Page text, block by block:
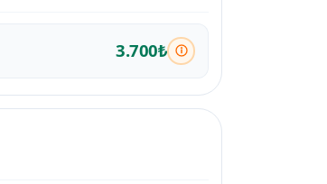
3.700₺